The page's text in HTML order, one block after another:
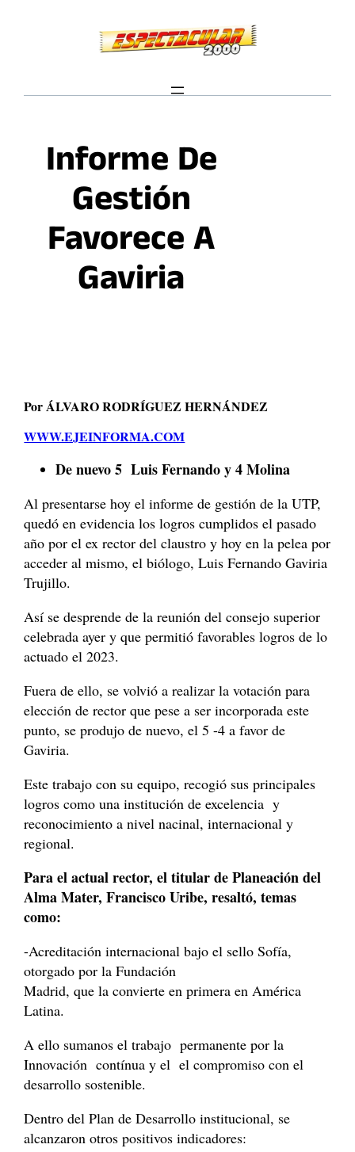
Informe De
Gestión
Favorece A
Gaviria
Por ÁLVARO RODRÍGUEZ HERNÁNDEZ
WWW.EJEINFORMA.COM
De nuevo 5 Luis Fernando y 4 Molina
Al presentarse hoy el informe de gestión de la UTP,
quedó en evidencia los logros cumplidos el pasado
año por el ex rector del claustro y hoy en la pelea por
acceder al mismo, el biólogo, Luis Fernando Gaviria
Trujillo.
Así se desprende de la reunión del consejo superior
celebrada ayer y que permitió favorables logros de lo
actuado el 2023.
Fuera de ello, se volvió a realizar la votación para
elección de rector que pese a ser incorporada este
punto, se produjo de nuevo, el 5 -4 a favor de
Gaviria.
Este trabajo con su equipo, recogió sus principales
logros como una institución de excelencia y
reconocimiento a nivel nacinal, internacional y
regional.
Para el actual rector, el titular de Planeación del
Alma Mater, Francisco Uribe, resaltó, temas
como:
-Acreditación internacional bajo el sello Sofía,
otorgado por la Fundación
Madrid, que la convierte en primera en América
Latina.
A ello sumanos el trabajo permanente por la
Innovación contínua y el el compromiso con el
desarrollo sostenible.
Dentro del Plan de Desarrollo institucional, se
alcanzaron otros positivos indicadores: